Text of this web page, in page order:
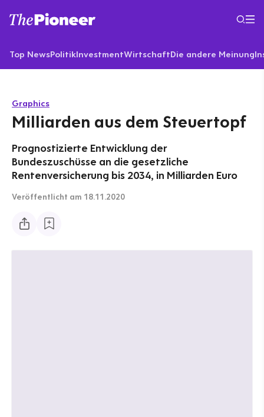
Top NewsPolitikInvestmentWirtschaftDie andere Meinung
Graphics
Milliarden aus dem Steuertopf
Prognostizierte Entwicklung der
Bundeszuschüsse an die gesetzliche
Rentenversicherung bis 2034, in Milliarden Euro
Veröffentlicht am 18.11.2020